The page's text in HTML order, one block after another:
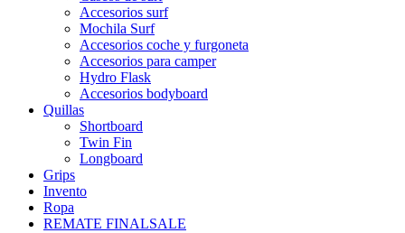
Accesorios surf
Mochila Surf
Accesorios coche y furgoneta
Accesorios para camper
Hydro Flask
Accesorios bodyboard
Quillas
Shortboard
Twin Fin
Longboard
Grips
Invento
Ropa
REMATE FINALSALE